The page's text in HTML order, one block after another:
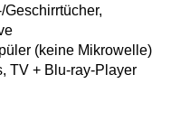
(keine Mikrowelle)
TV + Blu-ray-Player